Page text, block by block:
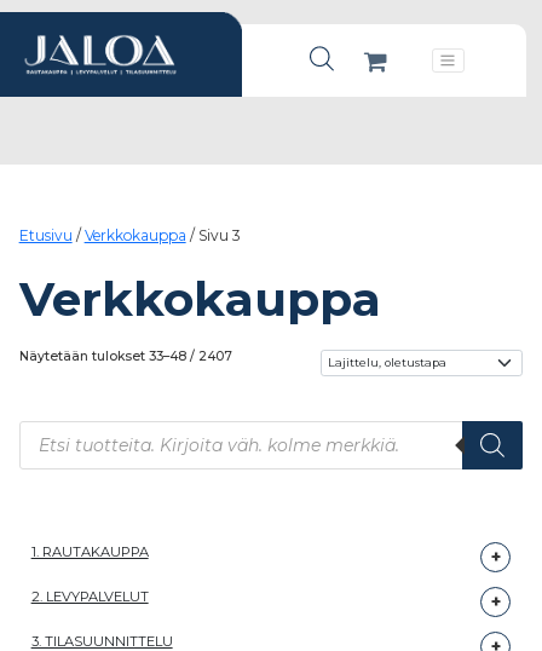
Products search
Päävalikko
Etusivu / Verkkokauppa / Sivu 3
Verkkokauppa
Näytetään tulokset 33–48 / 2407
Products search
1. RAUTAKAUPPA
2. LEVYPALVELUT
3. TILASUUNNITTELU